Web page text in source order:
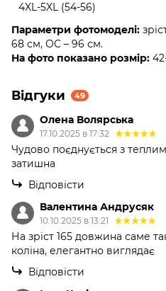
4XL-5XL (54-56)
Параметри фотомоделі:
68 см, ОС – 96 см.
На фото показано розмір:
Відгуки 49
Олена Волярська
17.10.2025 в 17:32
Чудово поєднується з
затишна
Відповісти
Валентина Андрусяк
10.10.2025 в 13:21
На зріст 165 довжина саме
коліна, елегантно виглядає
Відповісти